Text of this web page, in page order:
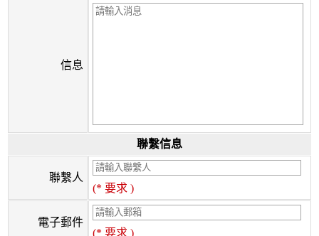
信息
聯繫信息
聯繫人
(* 要求 )
電子郵件
(* 要求 )